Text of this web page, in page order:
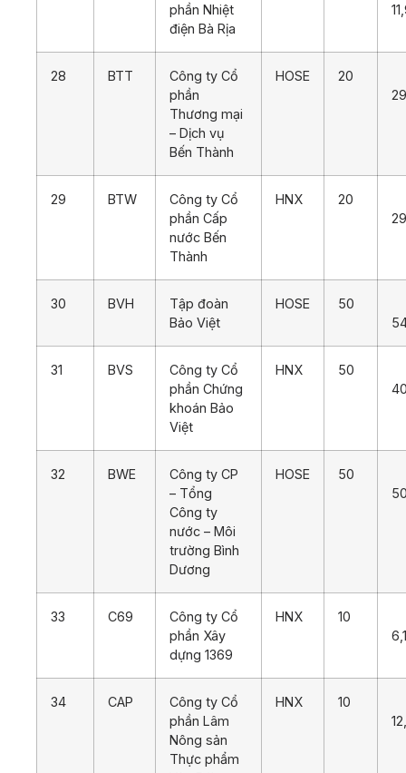
phần Nhiệt
điện Bà Rịa
28 BTT
Công ty Cổ
phần
Thương mại
– Dịch vụ
Bến Thành
HOSE
20
29 BTW
Công ty Cổ
phần Cấp
nước Bến
Thành
HNX
20
30 BVH
Tập đoàn
Bảo Việt
HOSE
50
31 BVS
Công ty Cổ
phần Chứng
khoán Bảo
Việt
HNX
50
32 BWE
Công ty CP
– Tổng
Công ty
nước – Môi
trường Bình
Dương
HOSE
50
33 C69
Công ty Cổ
phần Xây
dựng 1369
HNX
10
34 CAP
Công ty Cổ
phần Lâm
Nông sản
Thực phẩm
HNX
10